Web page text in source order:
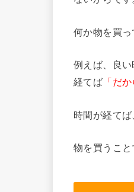
何か物を買っ
例えば、良
経てば 「だ
時間が経てば
物を買うこ